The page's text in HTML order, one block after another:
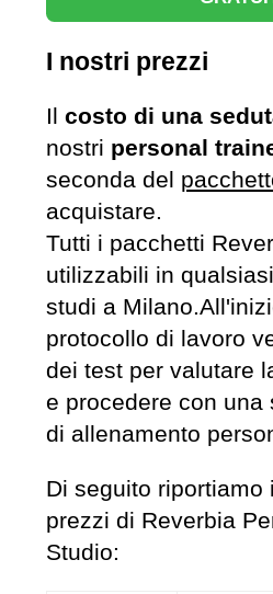
I nostri prezzi
Il costo di una
nostri personal
seconda del
acquistare.
Tutti i pacchetti
utilizzabili in
studi a
protocollo di lavoro
dei test per valutare
e procedere con una
di allenamento
Di seguito riportiamo
prezzi di Reverbia
Studio: